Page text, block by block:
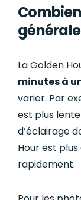
La Golden
minutes à
varier. Par
est plus
d’éclairage
Hour est
rapidement.